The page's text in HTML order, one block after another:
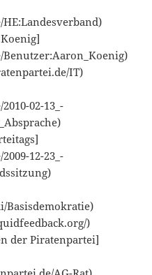
IT)
02-13_-
12-23_-
Basisdemokratie)
)
der Piratenpartei]